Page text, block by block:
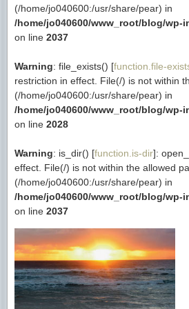
(/home/jo040600:/usr/share/pear) in
/home/jo040600/www_root/blog/
on line 2037
Warning: file_exists() [function.file-
restriction in effect. File(/) is not within
(/home/jo040600:/usr/share/pear) in
/home/jo040600/www_root/blog/
on line 2028
Warning: is_dir() [function.is-dir]:
effect. File(/) is not within the allowed
(/home/jo040600:/usr/share/pear) in
/home/jo040600/www_root/blog/
on line 2037